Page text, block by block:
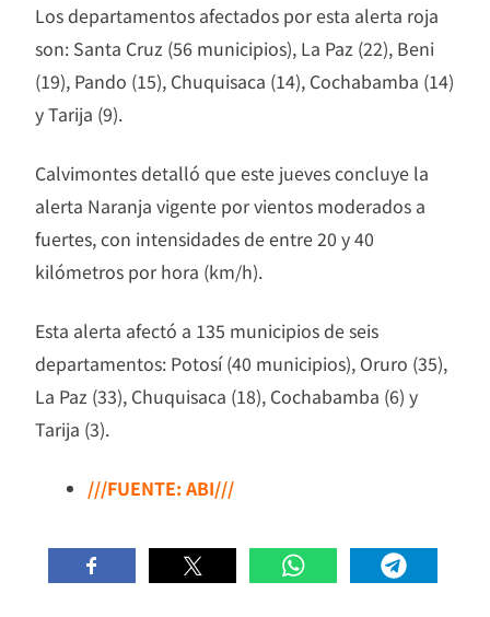
Los departamentos afectados por esta alerta roja
son: Santa Cruz (56 municipios), La Paz (22), Beni
(19), Pando (15), Chuquisaca (14), Cochabamba (14)
y Tarija (9).
Calvimontes detalló que este jueves concluye la
alerta Naranja vigente por vientos moderados a
fuertes, con intensidades de entre 20 y 40
kilómetros por hora (km/h).
Esta alerta afectó a 135 municipios de seis
departamentos: Potosí (40 municipios), Oruro (35),
La Paz (33), Chuquisaca (18), Cochabamba (6) y
Tarija (3).
///FUENTE: ABI///